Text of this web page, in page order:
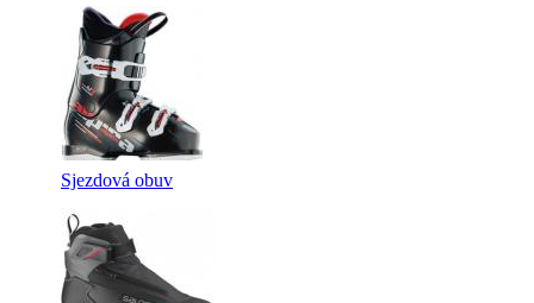
Sjezdová obuv